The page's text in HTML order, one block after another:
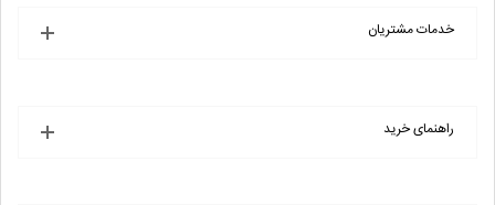
خدمات مشتریان
راهنمای خرید